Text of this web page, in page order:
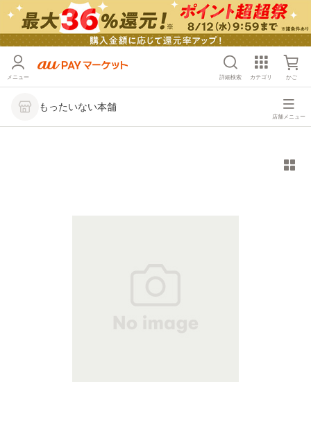
メニュー 詳細検索 カテゴリ かご
もったいない本舗
店舗メニュー